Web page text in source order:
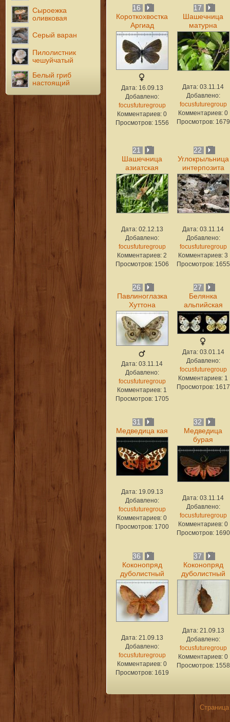
Сыроежка
оливковая
Серый варан
Пилолистник
чешуйчатый
Белый гриб
настоящий
16
Короткохвостка
Аргиад
Дата: 16.09.13
Добавлено:
focusfuturegroup
Комментариев: 0
Просмотров: 1556
17
Шашечница
матурна
Дата: 03.11.14
Добавлено:
focusfuturegroup
Комментариев: 0
Просмотров: 1679
21
Шашечница
азиатская
Дата: 02.12.13
Добавлено:
focusfuturegroup
Комментариев: 2
Просмотров: 1506
22
Углокрыльница
интерпозита
Дата: 03.11.14
Добавлено:
focusfuturegroup
Комментариев: 3
Просмотров: 1655
26
Павлиноглазка
Хуттона
Дата: 03.11.14
Добавлено:
focusfuturegroup
Комментариев: 1
Просмотров: 1705
27
Белянка
альпийская
Дата: 03.01.14
Добавлено:
focusfuturegroup
Комментариев: 1
Просмотров: 1617
31
Медведица кая
Дата: 19.09.13
Добавлено:
focusfuturegroup
Комментариев: 0
Просмотров: 1700
32
Медведица
бурая
Дата: 03.11.14
Добавлено:
focusfuturegroup
Комментариев: 0
Просмотров: 1690
36
Коконопряд
дуболистный
Дата: 21.09.13
Добавлено:
focusfuturegroup
Комментариев: 0
Просмотров: 1619
37
Коконопряд
дуболистный
Дата: 21.09.13
Добавлено:
focusfuturegroup
Комментариев: 0
Просмотров: 1558